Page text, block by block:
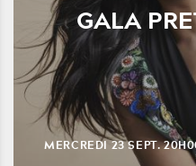
GALA
MERCREDI23SEPT.